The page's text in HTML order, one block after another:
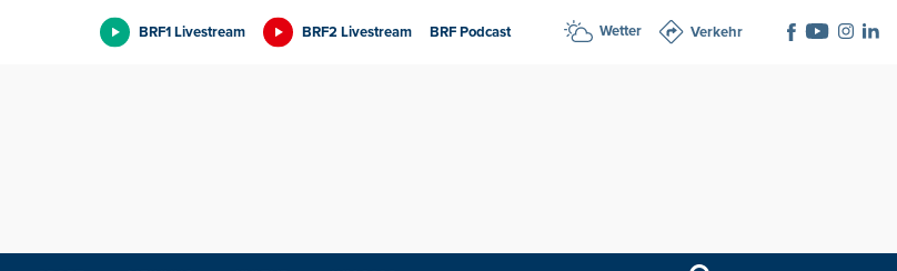
BRF1 Livestream BRF2 Livestream BRF Podcast Wetter Verkehr